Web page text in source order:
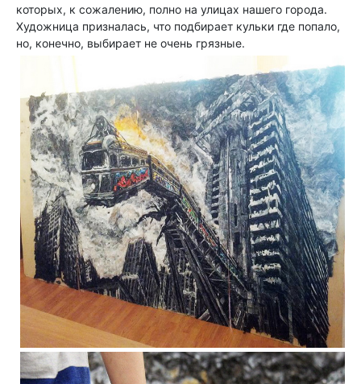
которых, к сожалению, полно на улицах нашего города.
Художница призналась, что подбирает кульки где попало,
но, конечно, выбирает не очень грязные.